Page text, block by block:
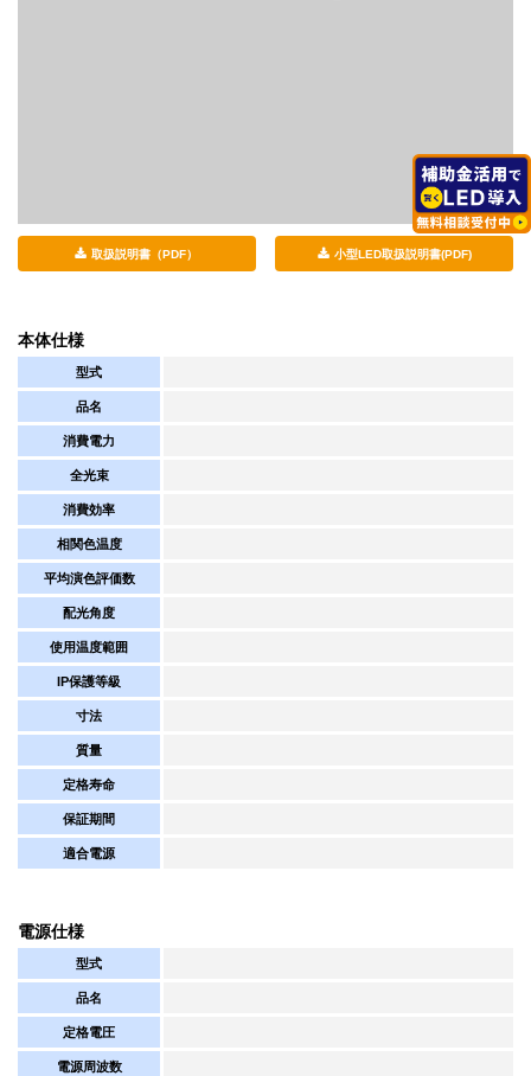
取扱説明書（PDF） 小型LED取扱説明書(PDF)
本体仕様
型式
品名
消費電力
全光束
消費効率
相関色温度
平均演色評価数
配光角度
使用温度範囲
IP保護等級
寸法
質量
定格寿命
保証期間
適合電源
電源仕様
型式
品名
定格電圧
電源周波数